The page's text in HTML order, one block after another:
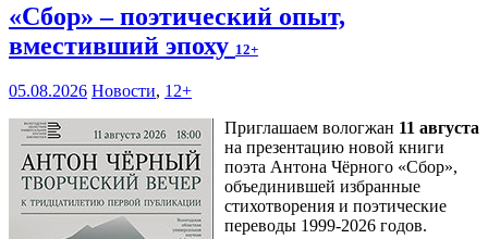
«Сбор» – поэтический опыт,
вместивший эпоху 12+
05.08.2026 Новости, 12+
Приглашаем вологжан 11 августа
на презентацию новой книги
поэта Антона Чёрного «Сбор»,
объединившей избранные
стихотворения и поэтические
переводы 1999-2026 годов.